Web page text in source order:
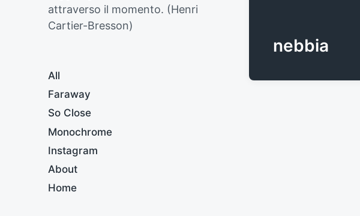
attraverso il momento. (Henri
Cartier-Bresson)
All
Faraway
So Close
Monochrome
Instagram
About
Home
nebbia